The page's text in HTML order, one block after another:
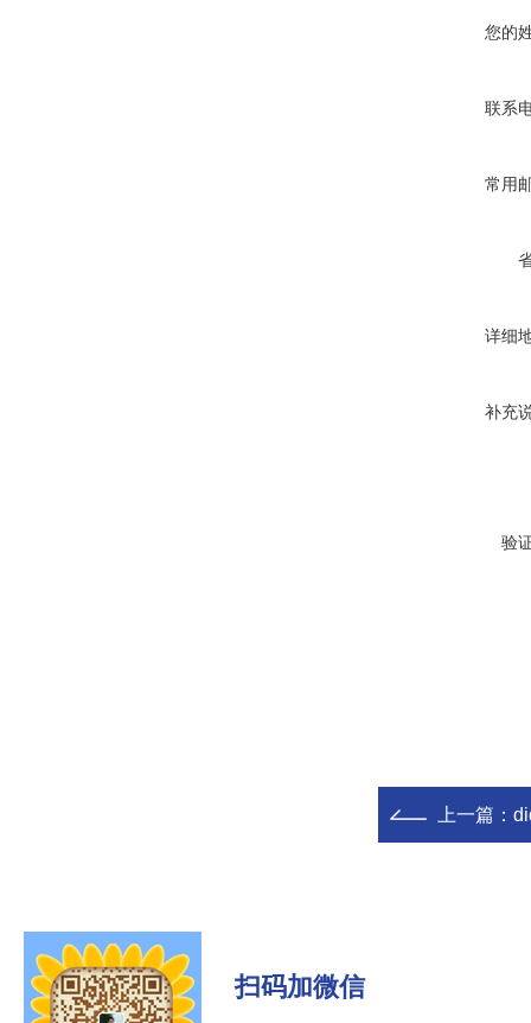
您的
联系
常用
详细
补充
验
上一篇：
扫码加微信